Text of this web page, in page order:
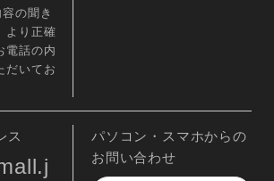
の聞き
より正確
電話の内
だいてお
ス
パソコン・スマホからの
お問い合わせ